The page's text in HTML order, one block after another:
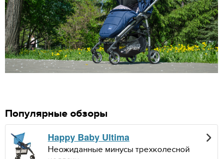
Популярные обзоры
Happy Baby Ultima
Неожиданные минусы трехколесной